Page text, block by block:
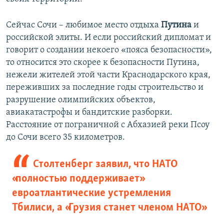
Сейчас Сочи – любимое место отдыха Путина и
российской элиты. И если российский дипломат и
говорит о создании некоего «пояса безопасности»,
то относится это скорее к безопасности Путина,
нежели жителей этой части Краснодарского края,
переживших за последние годы строительство и
разрушение олимпийских объектов,
авиакатастрофы и бандитские разборки.
Расстояние от пограничной с Абхазией реки Псоу
до Сочи всего 35 километров.
Столтенберг заявил, что НАТО
«полностью поддерживает»
евроатлантические устремления
Тбилиси, а «Грузия станет членом НАТО»